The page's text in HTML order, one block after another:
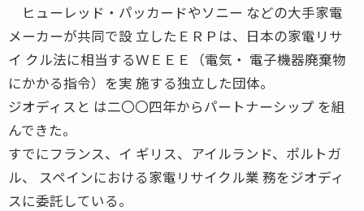
ヒューレッド・パッカードやソニー などの大手家電
メーカーが共同で設 立したＥＲＰは、日本の家電リサ
イ クル法に相当するＷＥＥＥ（電気・ 電子機器廃棄物
にかかる指令）を実 施する独立した団体。
ジオディスと は二〇〇四年からパートナーシップ を組
んできた。
すでにフランス、イ ギリス、アイルランド、ポルトガ
ル、 スペインにおける家電リサイクル業 務をジオディ
スに委託している。